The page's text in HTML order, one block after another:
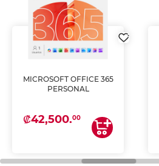
MICROSOFT OFFICE 365
PERSONAL
₡42,500.00